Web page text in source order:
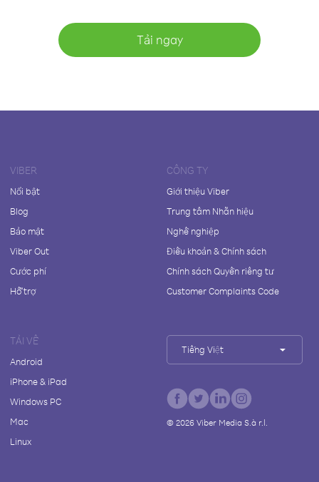
Tải ngay
VIBER
Nổi bật
Blog
Bảo mật
Viber Out
Cước phí
Hỗ trợ
CÔNG TY
Giới thiệu Viber
Trung tâm Nhãn hiệu
Nghề nghiệp
Điều khoản & Chính sách
Chính sách Quyền riêng tư
Customer Complaints Code
TẢI VỀ
Android
iPhone & iPad
Windows PC
Mac
Linux
Tiếng Việt
© 2026Viber Media S.à r.l.